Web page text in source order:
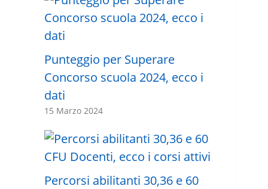
Punteggio per Superare
Concorso scuola 2024, ecco i
dati
15 Marzo 2024
Percorsi abilitanti 30,36 e 60